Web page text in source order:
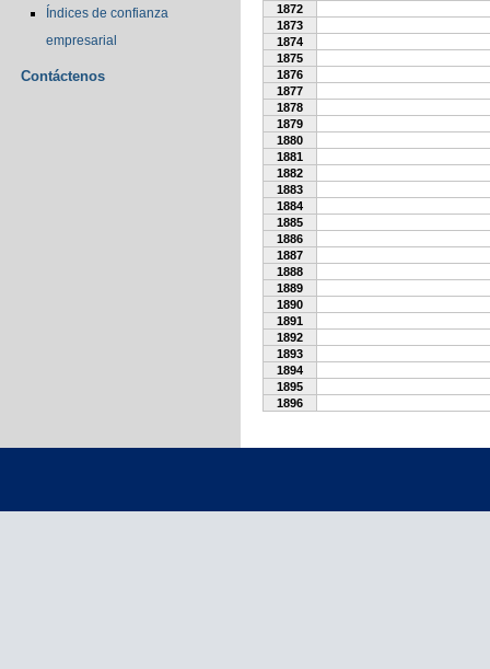
Índices de confianza
empresarial
Contáctenos
1872
1873
1874
1875
1876
1877
1878
1879
1880
1881
1882
1883
1884
1885
1886
1887
1888
1889
1890
1891
1892
1893
1894
1895
1896